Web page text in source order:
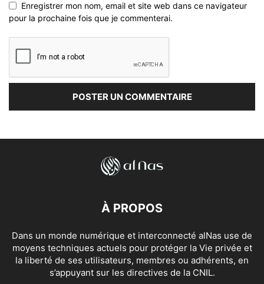
Enregistrer mon nom, email et site web dans ce navigateur
pour la prochaine fois que je commenterai.
À PROPOS
Dans un monde numérique et interconnecté alNas use de
moyens techniques actuels pour protéger la Vie privée et
la liberté de ses utilisateurs, membres ou adhérents, en
s’appuyant sur les directives de la CNIL.